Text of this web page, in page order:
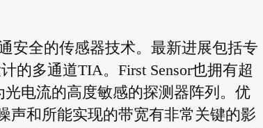
安全的传感器技术。最新进展包括专
的多通道TIA。First Sensor也拥有超
电流的高度敏感的探测器阵列。优
声和所能实现的带宽有非常关键的影